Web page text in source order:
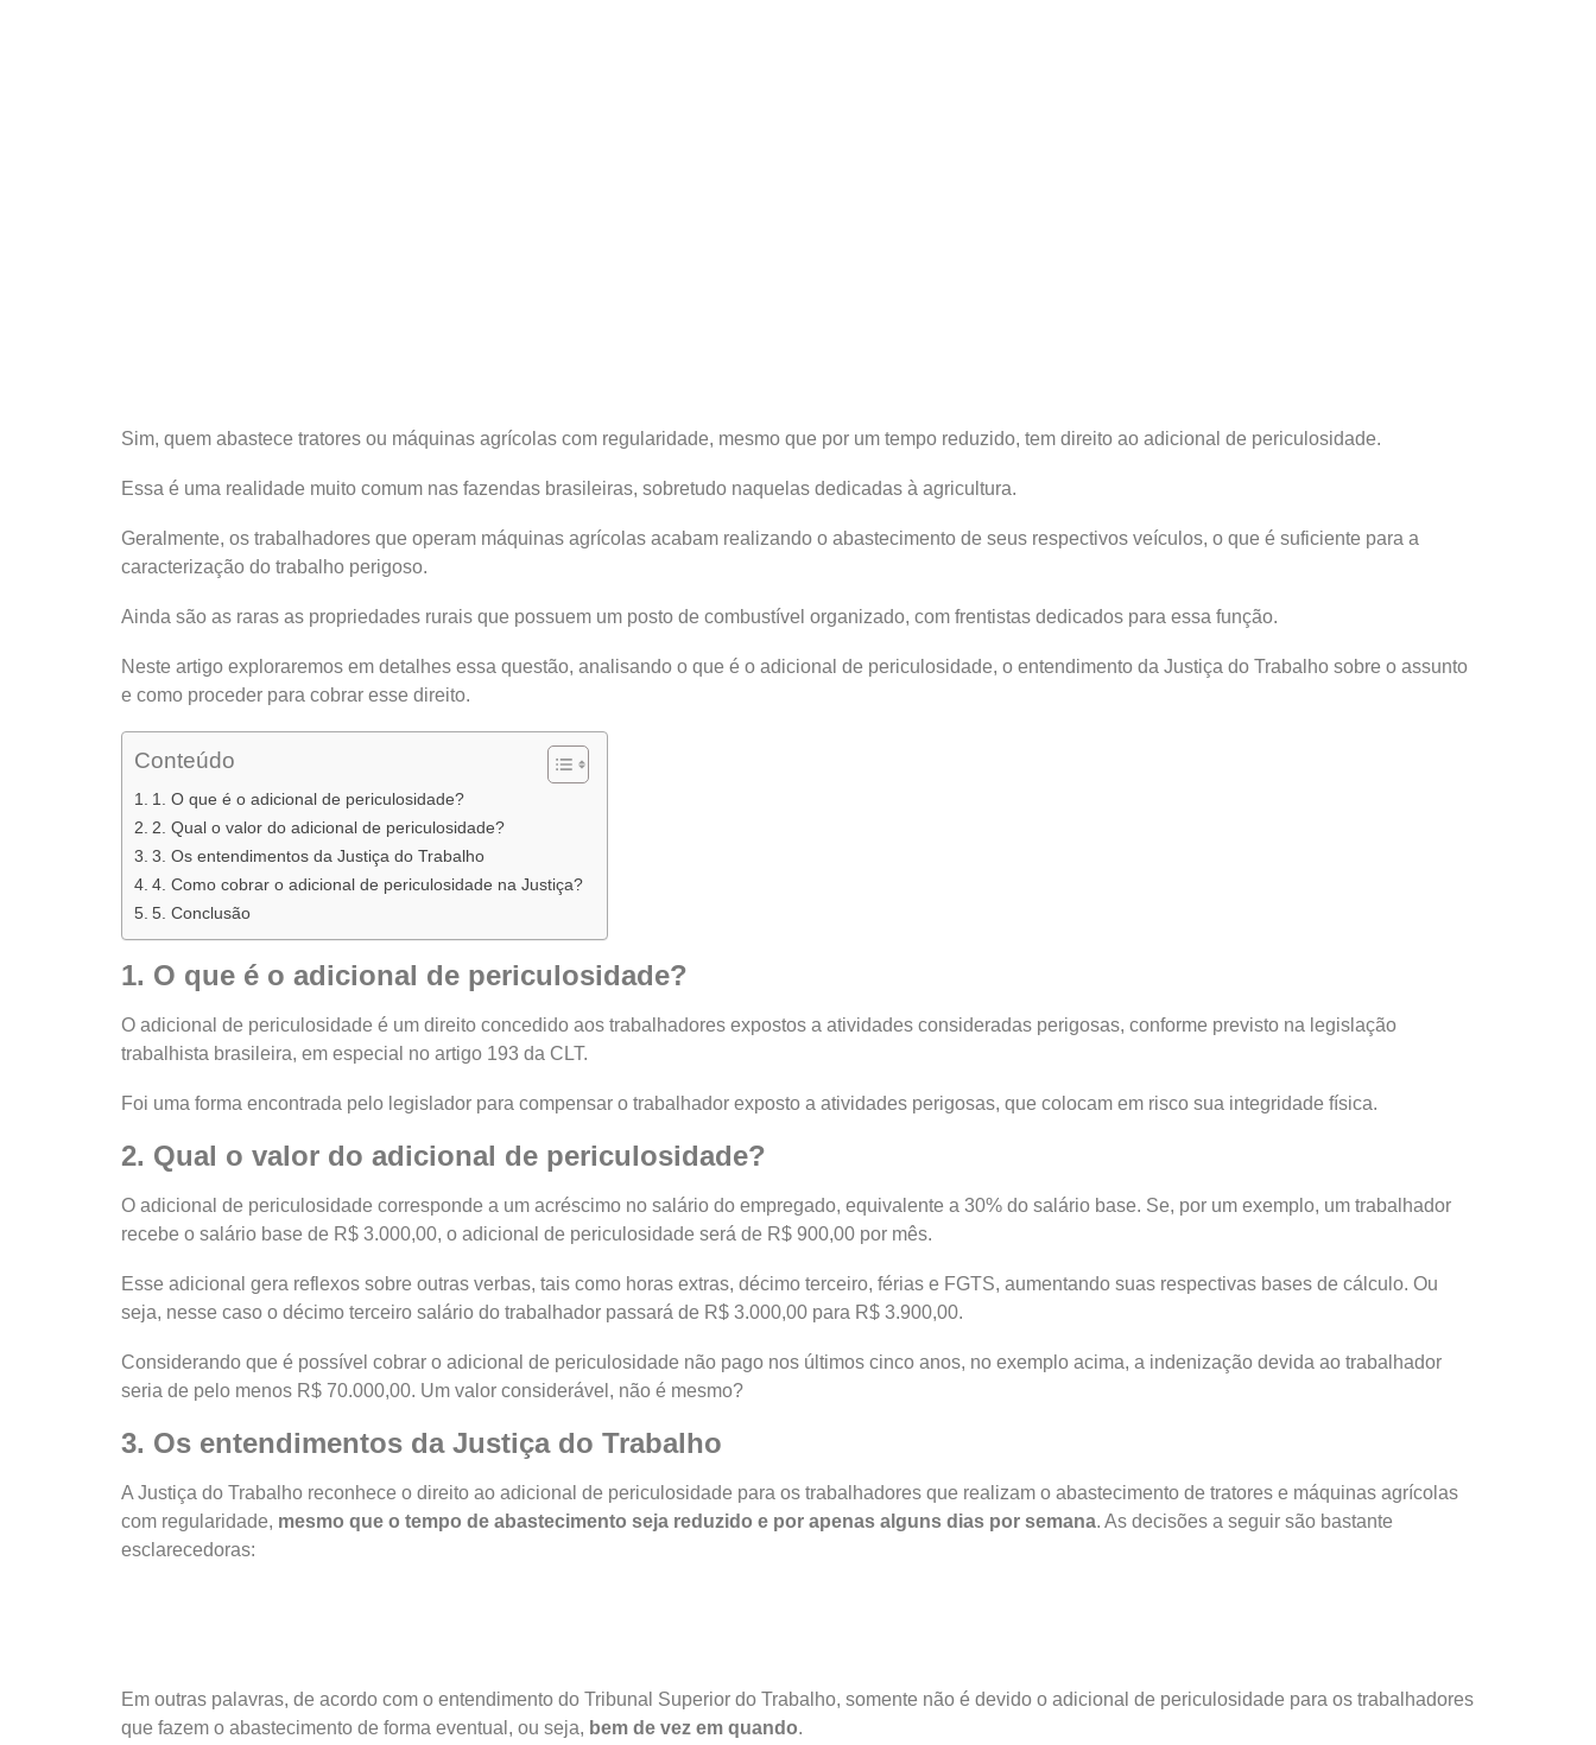
Sim, quem abastece tratores ou máquinas agrícolas com regularidade, mesmo que por um tempo reduzido, tem direito ao adicional de periculosidade.
Essa é uma realidade muito comum nas fazendas brasileiras, sobretudo naquelas dedicadas à agricultura.
Geralmente, os trabalhadores que operam máquinas agrícolas acabam realizando o abastecimento de seus respectivos veículos, o que é suficiente para a
caracterização do trabalho perigoso.
Ainda são as raras as propriedades rurais que possuem um posto de combustível organizado, com frentistas dedicados para essa função.
Neste artigo exploraremos em detalhes essa questão, analisando o que é o adicional de periculosidade, o entendimento da Justiça do Trabalho sobre o assunto
e como proceder para cobrar esse direito.
Conteúdo
1. O que é o adicional de periculosidade?
2. Qual o valor do adicional de periculosidade?
3. Os entendimentos da Justiça do Trabalho
4. Como cobrar o adicional de periculosidade na Justiça?
5. Conclusão
1. O que é o adicional de periculosidade?
O adicional de periculosidade é um direito concedido aos trabalhadores expostos a atividades consideradas perigosas, conforme previsto na legislação
trabalhista brasileira, em especial no artigo 193 da CLT.
Foi uma forma encontrada pelo legislador para compensar o trabalhador exposto a atividades perigosas, que colocam em risco sua integridade física.
2. Qual o valor do adicional de periculosidade?
O adicional de periculosidade corresponde a um acréscimo no salário do empregado, equivalente a 30% do salário base. Se, por um exemplo, um trabalhador
recebe o salário base de R$ 3.000,00, o adicional de periculosidade será de R$ 900,00 por mês.
Esse adicional gera reflexos sobre outras verbas, tais como horas extras, décimo terceiro, férias e FGTS, aumentando suas respectivas bases de cálculo. Ou
seja, nesse caso o décimo terceiro salário do trabalhador passará de R$ 3.000,00 para R$ 3.900,00.
Considerando que é possível cobrar o adicional de periculosidade não pago nos últimos cinco anos, no exemplo acima, a indenização devida ao trabalhador
seria de pelo menos R$ 70.000,00. Um valor considerável, não é mesmo?
3. Os entendimentos da Justiça do Trabalho
A Justiça do Trabalho reconhece o direito ao adicional de periculosidade para os trabalhadores que realizam o abastecimento de tratores e máquinas agrícolas
com regularidade, mesmo que o tempo de abastecimento seja reduzido e por apenas alguns dias por semana. As decisões a seguir são bastante
esclarecedoras:
Em outras palavras, de acordo com o entendimento do Tribunal Superior do Trabalho, somente não é devido o adicional de periculosidade para os trabalhadores
que fazem o abastecimento de forma eventual, ou seja, bem de vez em quando.